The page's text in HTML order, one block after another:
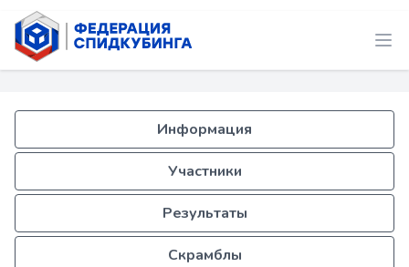
Информация
Участники
Результаты
Скрамблы